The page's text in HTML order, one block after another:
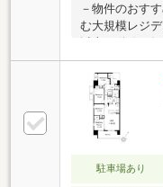
－物件のおす
む大規模レジ
所に収納を確
望めます(天候
節・天候等に
部有償)・ペッ
設備・床暖房
台・浴室換気
住まい探し
詳細・ご相談
駐車場あり